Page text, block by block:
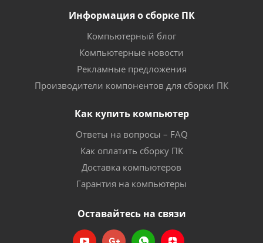
Информация о сборке ПК
Компьютерный блог
Компьютерные новости
Рекламные предложения
Производители компонентов для сборки ПК
Как купить компьютер
Ответы на вопросы – FAQ
Как оплатить сборку ПК
Доставка компьютеров
Гарантия на компьютеры
Оставайтесь на связи